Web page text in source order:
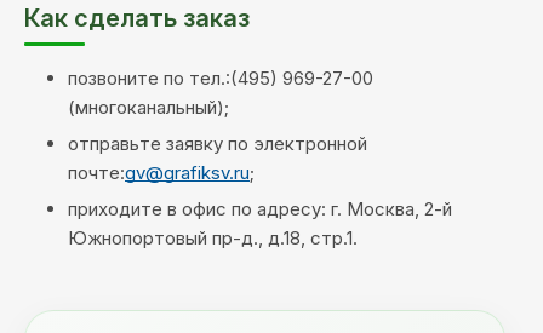
Как сделать заказ
позвоните по тел.:(495) 969-27-00
(многоканальный);
отправьте заявку по электронной
почте:gv@grafiksv.ru;
приходите в офис по адресу: г. Москва, 2-й
Южнопортовый пр-д., д.18, стр.1.